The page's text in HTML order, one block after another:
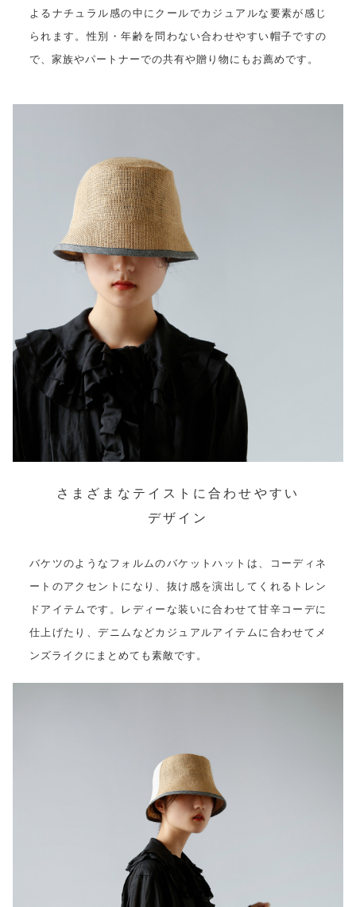
よるナチュラル感の中にクールでカジュアルな要素が感じ
られます。性別・年齢を問わない合わせやすい帽子ですの
で、家族やパートナーでの共有や贈り物にもお薦めです。
さまざまなテイストに合わせやすい
デザイン
バケツのようなフォルムのバケットハットは、コーディネ
ートのアクセントになり、抜け感を演出してくれるトレン
ドアイテムです。レディーな装いに合わせて甘辛コーデに
仕上げたり、デニムなどカジュアルアイテムに合わせてメ
ンズライクにまとめても素敵です。